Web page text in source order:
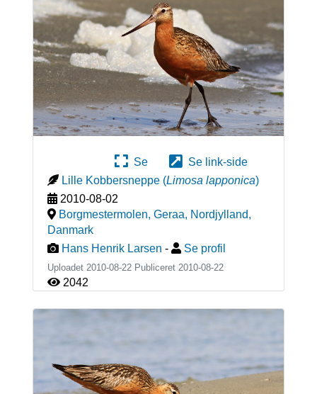
Se
Se link-side
Lille Kobbersneppe (Limosa lapponica)
2010-08-02
Borgmestermolen, Geraa, Nordjylland,
Danmark
Hans Henrik Larsen - Se profil
Uploadet 2010-08-22 Publiceret 2010-08-22
2042